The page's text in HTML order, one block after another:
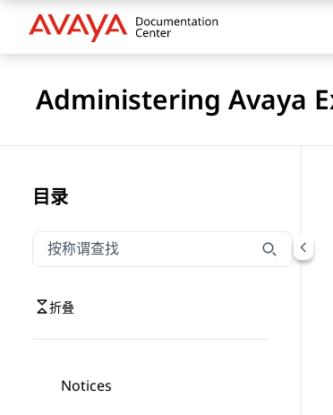
Administering Avaya
目录
按称谓筛选导航
输入内容以按称谓筛选导航项
折叠
Notices